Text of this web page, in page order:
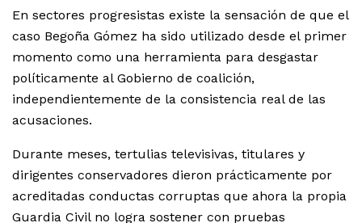
En sectores progresistas existe la sensación de que el
caso Begoña Gómez ha sido utilizado desde el primer
momento como una herramienta para desgastar
políticamente al Gobierno de coalición,
independientemente de la consistencia real de las
acusaciones.
Durante meses, tertulias televisivas, titulares y
dirigentes conservadores dieron prácticamente por
acreditadas conductas corruptas que ahora la propia
Guardia Civil no logra sostener con pruebas